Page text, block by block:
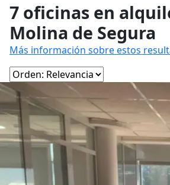
7 oficinas en
Molina de Segura
Más información sobre estos